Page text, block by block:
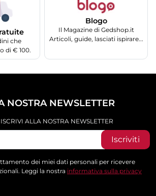
che
di € 100.
Blogo
Il Magazine di Gedshop.it
Articoli, guide, lasciati ispirare...
NOSTRA NEWSLETTER
ALLA NOSTRA NEWSLETTER
Iscriviti
dei miei dati personali per ricevere
Leggi la nostra informativa sulla privacy